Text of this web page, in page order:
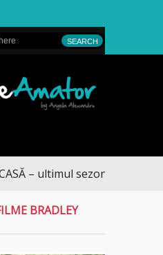
– ultimul sezon te aduce la
BRADLEY